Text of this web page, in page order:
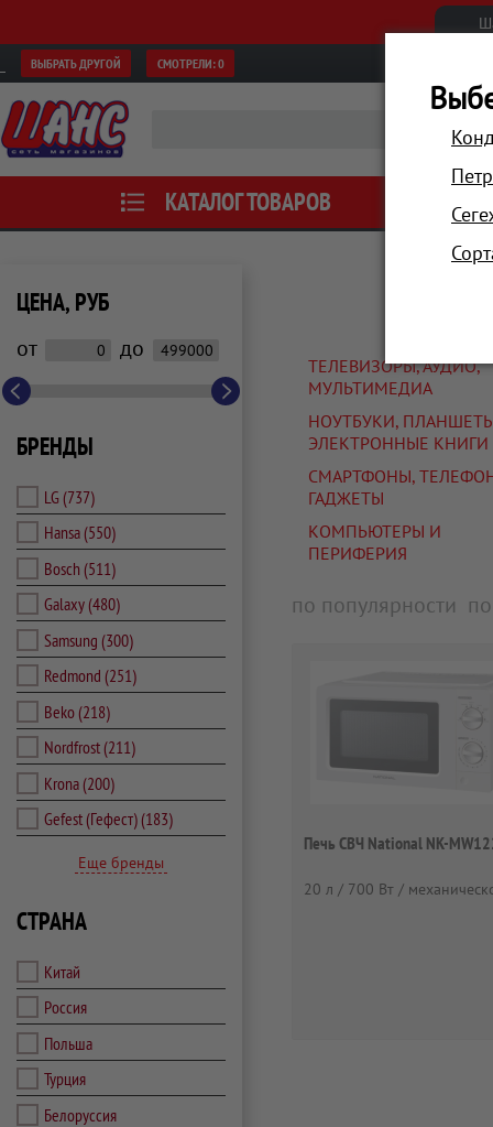
ВЫБРАТЬ ДРУГОЙ СМОТРЕЛИ:0
КАТАЛОГ ТОВАРОВ АКЦИИ
ЦЕНА, РУБ
от до
БРЕНДЫ
LG (737)
Hansa(550)
Bosch (511)
Galaxy(480)
Samsung (300)
Redmond (251)
Beko(218)
Nordfrost(211)
Krona(200)
Gefest (Гефест)(183)
Еще бренды
СТРАНА
Китай
Россия
Польша
Турция
Белоруссия
ТЕЛЕВИЗОРЫ, АУДИО,
МУЛЬТИМЕДИА
НОУТБУКИ,
ЭЛЕКТРОННЫЕ КНИГИ
СМАРТФОНЫ,
ГАДЖЕТЫ
КОМПЬЮТЕРЫ И
ПЕРИФЕРИЯ
по популярности
Печь СВЧ National NK-
20 л / 700 Вт /